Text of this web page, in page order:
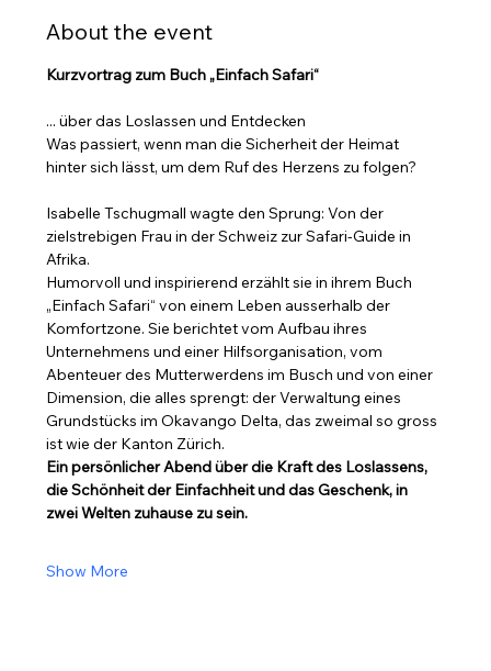
About the event
Kurzvortrag zum Buch „Einfach Safari“
... über das Loslassen und Entdecken
Was passiert, wenn man die Sicherheit der Heimat
hinter sich lässt, um dem Ruf des Herzens zu folgen?
Isabelle Tschugmall wagte den Sprung: Von der
zielstrebigen Frau in der Schweiz zur Safari-Guide in
Afrika.
Humorvoll und inspirierend erzählt sie in ihrem Buch
„Einfach Safari“ von einem Leben ausserhalb der
Komfortzone. Sie berichtet vom Aufbau ihres
Unternehmens und einer Hilfsorganisation, vom
Abenteuer des Mutterwerdens im Busch und von einer
Dimension, die alles sprengt: der Verwaltung eines
Grundstücks im Okavango Delta, das zweimal so gross
ist wie der Kanton Zürich.
Ein persönlicher Abend über die Kraft des Loslassens,
die Schönheit der Einfachheit und das Geschenk, in
zwei Welten zuhause zu sein.
Show More